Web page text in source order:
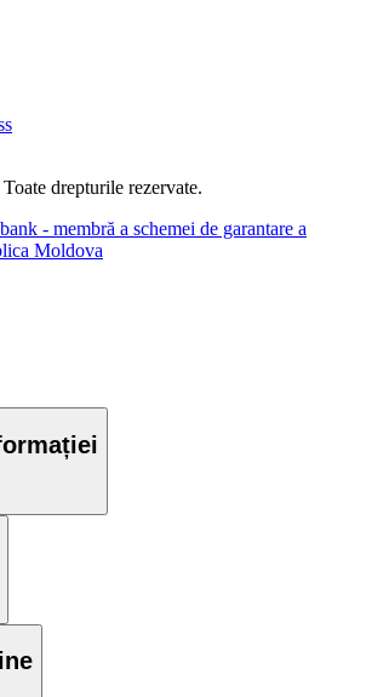
drepturile rezervate.
- membră a schemei de garantare a
Moldova